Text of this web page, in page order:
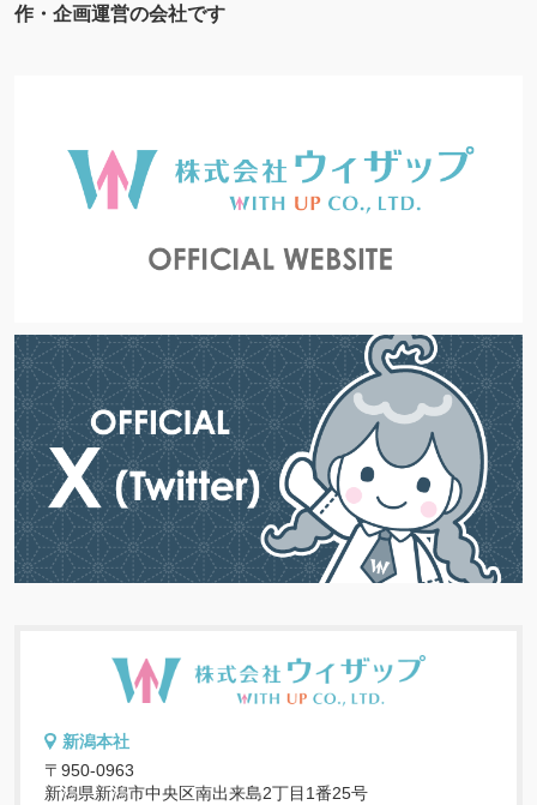
作・企画運営の会社です
新潟本社
〒950-0963
新潟県新潟市中央区南出来島2丁目1番25号